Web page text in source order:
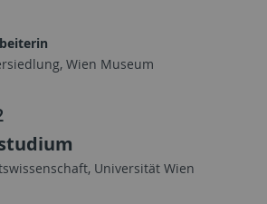
Wien Museum
Universität Wien